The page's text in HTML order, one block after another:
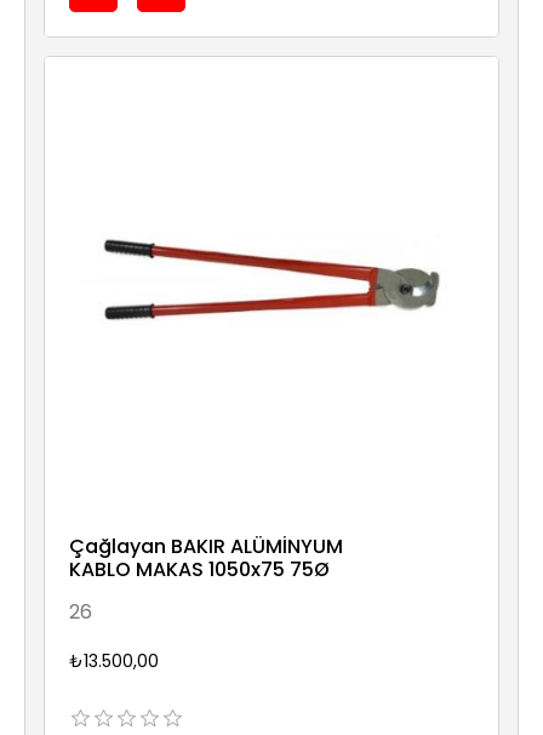
Çağlayan BAKIR ALÜMİNYUM
KABLO MAKAS 1050x75 75Ø
26
₺13.500,00